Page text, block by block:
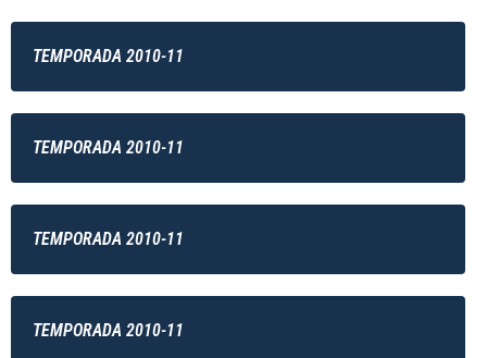
TEMPORADA 2010-11
TEMPORADA 2010-11
TEMPORADA 2010-11
TEMPORADA 2010-11